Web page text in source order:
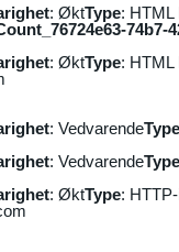
: ØktType: HTML
74b7-
: ØktType: HTML
: VedvarendeType
: VedvarendeType
: ØktType: